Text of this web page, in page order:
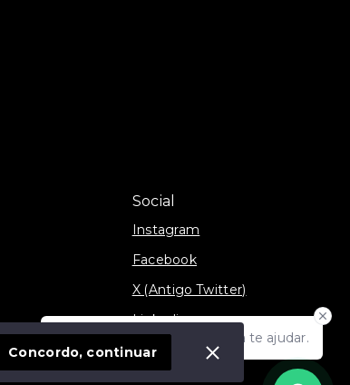
Olá! Estamos disponíveis para te ajudar.
Social
Instagram
Facebook
X (Antigo Twitter)
Linkedin
TikTok
Concordo, continuar